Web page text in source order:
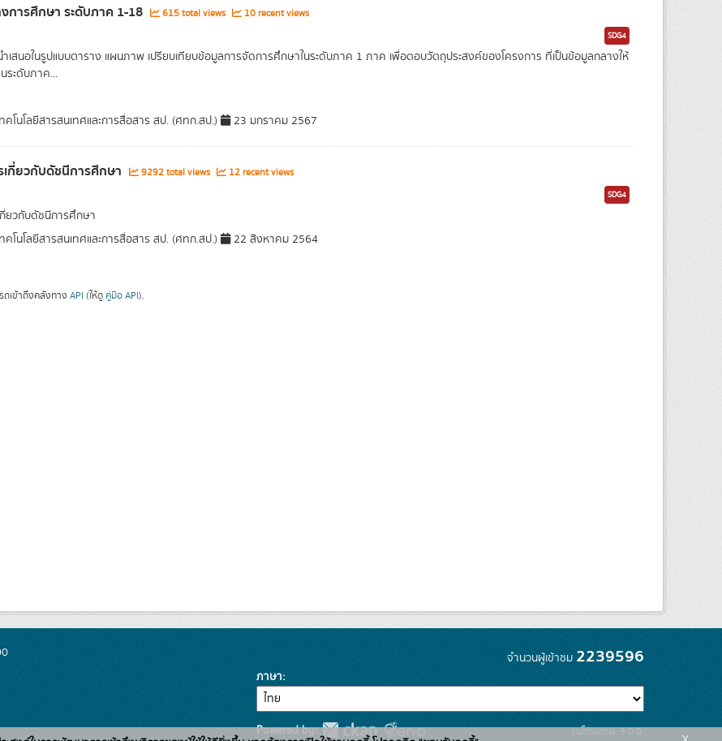
การศึกษา ระดับภาค 1-18 615 total views 10 recent views
SDG4
ำเสนอในรูปแบบตาราง แผนภาพ เปรียบเทียบข้อมูลการจัดการศึกษาในระดับภาค 1 ภาค เพื่อตอบวัตถุประสงค์ของโครงการ ที่เป็นข้อมูลกลางให้
ระดับภาค...
โนโลยีสารสนเทศและการสื่อสาร สป. (ศทก.สป.) 23 มกราคม 2567
เกี่ยวกับดัชนีการศึกษา 9292 total views 12 recent views
SDG4
กี่ยวกับดัชนีการศึกษา
โนโลยีสารสนเทศและการสื่อสาร สป. (ศทก.สป.)
22 สิงหาคม 2564
เข้าถึงคลังทาง API (ให้ดู คู่มือ API).
จำนวนผู้เข้าชม 2239596
ภาษา
Powered by: รุ่นโปรแกรม: 3.0.0